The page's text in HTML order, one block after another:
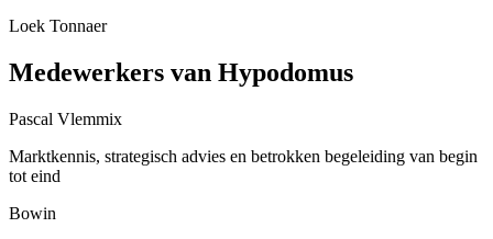
Loek Tonnaer
Medewerkers van Hypodomus
Pascal Vlemmix
Marktkennis, strategisch advies en betrokken begeleiding van begin
tot eind
Bowin